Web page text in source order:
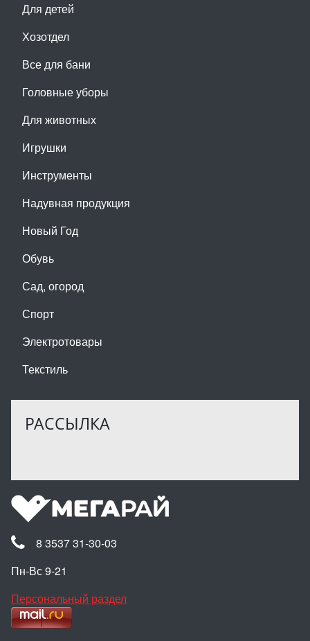
Для детей
Хозотдел
Все для бани
Головные уборы
Для животных
Игрушки
Инструменты
Надувная продукция
Новый Год
Обувь
Сад, огород
Спорт
Электротовары
Текстиль
РАССЫЛКА
8 3537 31-30-03
Пн-Вс 9-21
Персональный раздел